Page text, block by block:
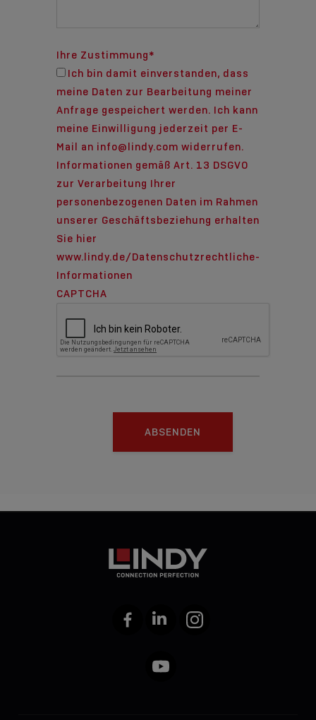
Ihre Zustimmung*
Ich bin damit einverstanden, dass
meine Daten zur Bearbeitung meiner
Anfrage gespeichert werden. Ich kann
meine Einwilligung jederzeit per E-
Mail an info@lindy.com widerrufen.
Informationen gemäß Art. 13 DSGVO
zur Verarbeitung Ihrer
personenbezogenen Daten im Rahmen
unserer Geschäftsbeziehung erhalten
Sie hier
www.lindy.de/Datenschutzrechtliche-
Informationen
CAPTCHA
ABSENDEN
FacebookLinkedIn Instagram
YouTube